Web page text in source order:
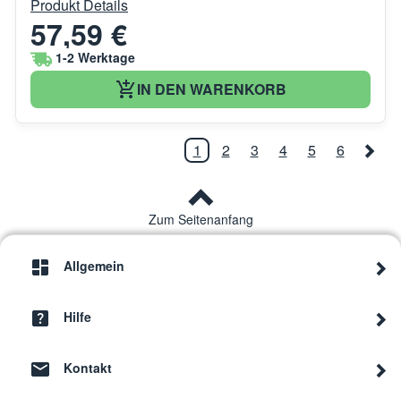
Produkt Details
57,59 €
1-2 Werktage
IN DEN WARENKORB
1 2 3 4 5 6
Zum Seitenanfang
Allgemein
Hilfe
Kontakt